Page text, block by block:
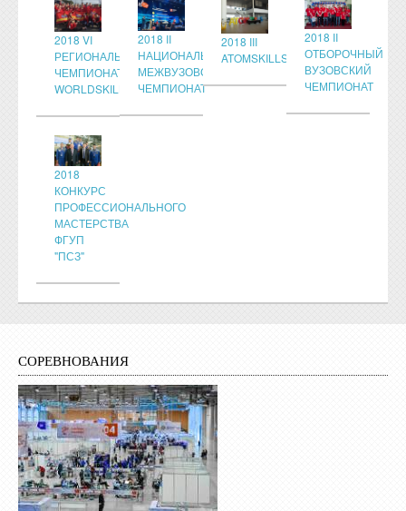
2018 VI
РЕГИОНАЛЬНЫЙ
ЧЕМПИОНАТ
WORLDSKILLS
2018 II
НАЦИОНАЛЬНЫЙ
МЕЖВУЗОВСКИЙ
ЧЕМПИОНАТ
2018 III
ATOMSKILLS
2018 II
ОТБОРОЧНЫЙ
ВУЗОВСКИЙ
ЧЕМПИОНАТ
2018
КОНКУРС
ПРОФЕССИОНАЛЬНОГО
МАСТЕРСТВА
ФГУП
"ПСЗ"
СОРЕВНОВАНИЯ